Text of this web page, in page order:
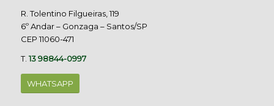
R. Tolentino Filgueiras, 119
6º Andar – Gonzaga – Santos/SP
CEP 11060-471
T.13 98844-0997
WHATSAPP